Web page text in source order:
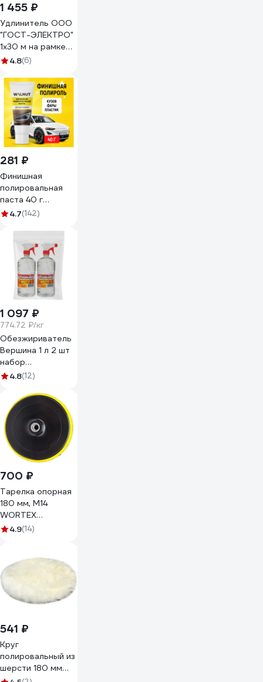
1 455 ₽
Удлинитель ООО
"ГОСТ-ЭЛЕКТРО"
1x30 м на рамке
ПВС 2x1,0
"МРК" 330222
4.8(6)
281 ₽
Финишная
полировальная
паста 40 г
WALNUT
4.7(142)
1 097 ₽
774.72 ₽/кг
Обезжириватель
Вершина 1 л 2 шт
набор
ВИ4607019162116
4.8(12)
700 ₽
Тарелка опорная
180 мм, М14
WORTEX
PMP180000019
4.9(14)
541 ₽
Круг
полировальный из
шерсти 180 мм
WOLF 1.3013.0180